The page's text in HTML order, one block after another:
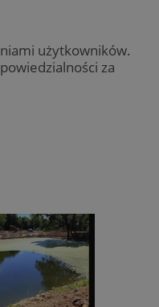
użytkowników.
za